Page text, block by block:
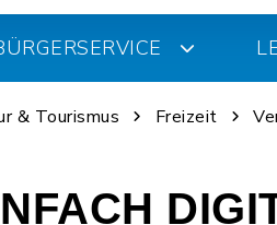
& Tourismus Freizeit